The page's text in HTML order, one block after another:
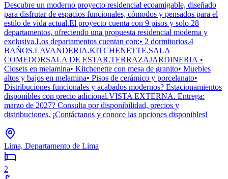
Descubre un moderno proyecto residencial ecoamigable, diseñado
para disfrutar de espacios funcionales, cómodos y pensados para el
estilo de vida actual.El proyecto cuenta con 9 pisos y solo 28
departamentos, ofreciendo una propuesta residencial moderna y
exclusiva.Los departamentos cuentan con:• 2 dormitorios.4
BAÑOS.LAVANDERIA.KITCHENETTE.SALA
COMEDORSALA DE ESTAR.TERRAZAJARDINERIA •
Closets en melamina• Kitchenette con mesa de granito• Muebles
altos y bajos en melamina• Pisos de cerámico y porcelanato•
Distribuciones funcionales y acabados modernos? Estacionamientos
disponibles con precio adicional.VISTA EXTERNA. Entrega:
marzo de 2027? Consulta por disponibilidad, precios y
distribuciones. ¡Contáctanos y conoce las opciones disponibles!
Lima, Departamento de Lima
2